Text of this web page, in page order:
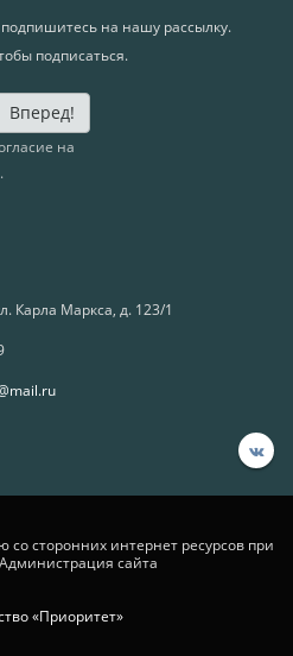
на нашу рассылку.
подписаться.
Вперед!
на
Карла Маркса, д. 123/1
сторонних интернет ресурсов при
сайта
«Приоритет»